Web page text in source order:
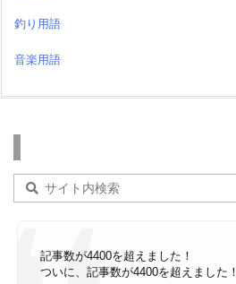
釣り用語
音楽用語
記事数が4400を超えました！
ついに、記事数が4400を超えました！